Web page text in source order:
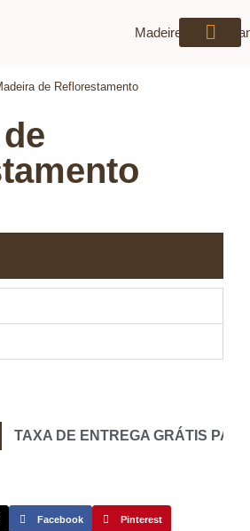
de Reflorestamento
DE ENTREGA GRÁTIS PARA
Facebook Pinterest